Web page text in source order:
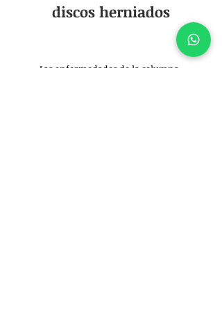
discos herniados
Las enfermedades de la columna